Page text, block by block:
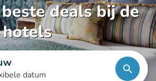
deals bij de
datum